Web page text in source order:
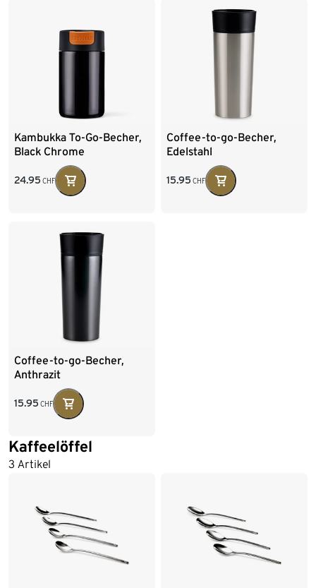
Kambukka To-Go-Becher,
Black Chrome
24.95 CHF
Coffee-to-go-Becher,
Edelstahl
15.95 CHF
Coffee-to-go-Becher,
Anthrazit
15.95 CHF
Kaffeelöffel
3 Artikel